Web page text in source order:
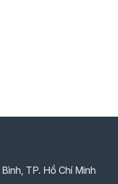
TP. Hồ Chí Minh